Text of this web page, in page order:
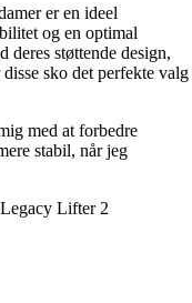
er en ideel
og en optimal
støttende design,
sko det perfekte valg
med at forbedre
stabil, når jeg
Lifter 2